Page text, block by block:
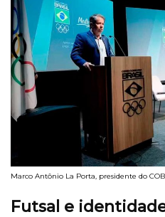
Marco Antônio La Porta, presidente do
Futsal e